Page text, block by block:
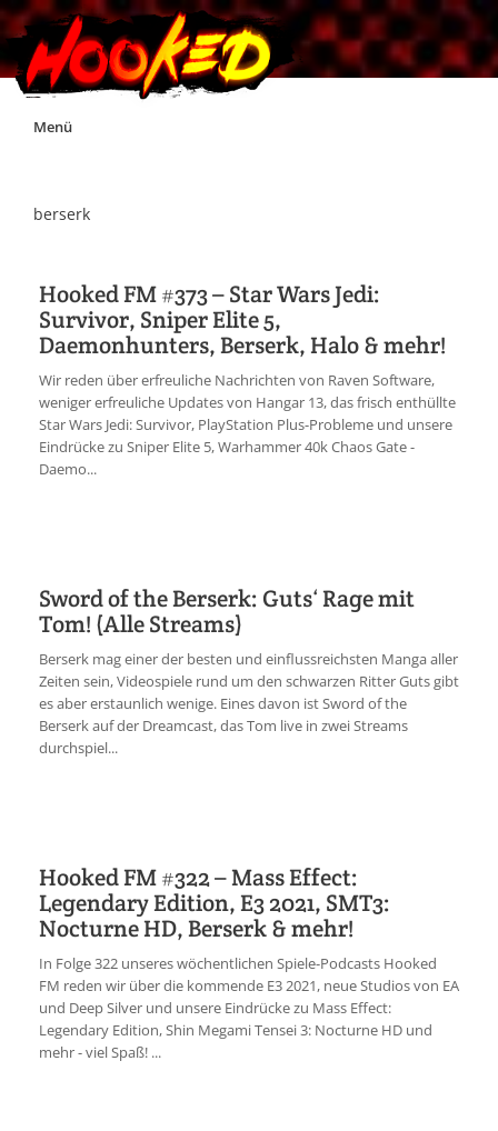
Skip
Menü
Impressum
Jobs
Discord
berserk
Hooked FM #373 – Star Wars Jedi:
Survivor, Sniper Elite 5,
Daemonhunters, Berserk, Halo & mehr!
Wir reden über erfreuliche Nachrichten von Raven Software,
weniger erfreuliche Updates von Hangar 13, das frisch enthüllte
Star Wars Jedi: Survivor, PlayStation Plus-Probleme und unsere
Eindrücke zu Sniper Elite 5, Warhammer 40k Chaos Gate -
Daemo...
Sword of the Berserk: Guts‘ Rage mit
Tom! (Alle Streams)
Berserk mag einer der besten und einflussreichsten Manga aller
Zeiten sein, Videospiele rund um den schwarzen Ritter Guts gibt
es aber erstaunlich wenige. Eines davon ist Sword of the
Berserk auf der Dreamcast, das Tom live in zwei Streams
durchspiel...
Hooked FM #322 – Mass Effect:
Legendary Edition, E3 2021, SMT3:
Nocturne HD, Berserk & mehr!
In Folge 322 unseres wöchentlichen Spiele-Podcasts Hooked
FM reden wir über die kommende E3 2021, neue Studios von EA
und Deep Silver und unsere Eindrücke zu Mass Effect:
Legendary Edition, Shin Megami Tensei 3: Nocturne HD und
mehr - viel Spaß! ...